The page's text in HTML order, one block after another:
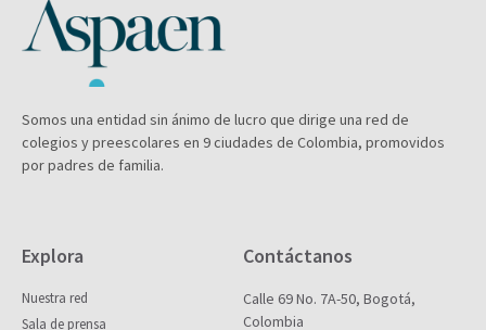
Somos una entidad sin ánimo de lucro que dirige una red de
colegios y preescolares en 9 ciudades de Colombia, promovidos
por padres de familia.
Explora
Nuestra red
Sala de prensa
Contáctanos
Calle 69 No. 7A-50, Bogotá,
Colombia